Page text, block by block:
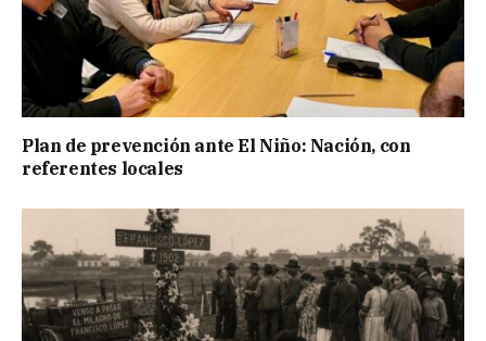
Plan de prevención ante El Niño: Nación, con
referentes locales